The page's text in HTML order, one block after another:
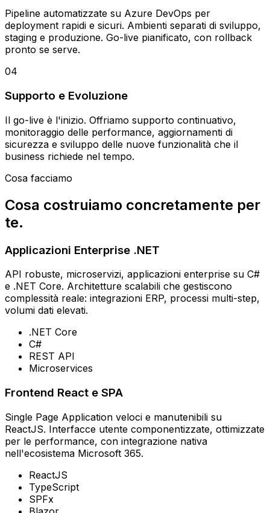
Pipeline automatizzate su Azure DevOps per
deployment rapidi e sicuri. Ambienti separati di sviluppo,
staging e produzione. Go-live pianificato, con rollback
pronto se serve.
04
Supporto e Evoluzione
Il go-live è l'inizio. Offriamo supporto continuativo,
monitoraggio delle performance, aggiornamenti di
sicurezza e sviluppo delle nuove funzionalità che il
business richiede nel tempo.
Cosa facciamo
Cosa costruiamo concretamente per
te.
Applicazioni Enterprise .NET
API robuste, microservizi, applicazioni enterprise su C#
e .NET Core. Architetture scalabili che gestiscono
complessità reale: integrazioni ERP, processi multi-step,
volumi dati elevati.
.NET Core
C#
REST API
Microservices
Frontend React e SPA
Single Page Application veloci e manutenibili su
ReactJS. Interfacce utente componentizzate, ottimizzate
per le performance, con integrazione nativa
nell'ecosistema Microsoft 365.
ReactJS
TypeScript
SPFx